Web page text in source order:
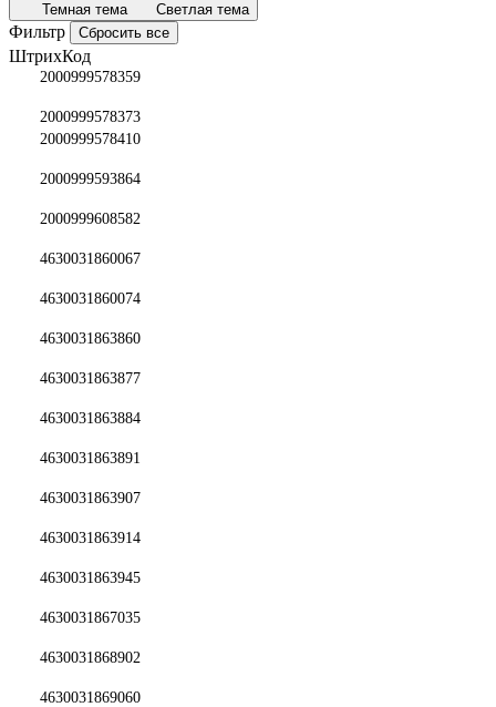
Темная тема Светлая тема
Фильтр Сбросить все
ШтрихКод
2000999578359
2000999578373
2000999578410
2000999593864
2000999608582
4630031860067
4630031860074
4630031863860
4630031863877
4630031863884
4630031863891
4630031863907
4630031863914
4630031863945
4630031867035
4630031868902
4630031869060